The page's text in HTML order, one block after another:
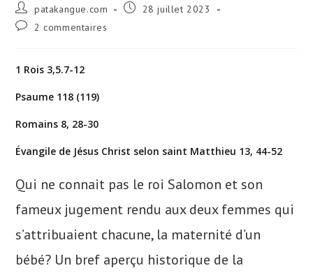
Auteur/autrice
de
la
patakangue.com
Publication
28 juillet 2023
Commentaires
publication :
2 commentaires
1 Rois 3,5.7-12
Psaume 118 (119)
Romains 8, 28-30
Évangile de Jésus Christ selon saint Matthieu 13, 44-52
Qui ne connait pas le roi Salomon et son
fameux jugement rendu aux deux femmes qui
s’attribuaient chacune, la maternité d’un
bébé? Un bref aperçu historique de la